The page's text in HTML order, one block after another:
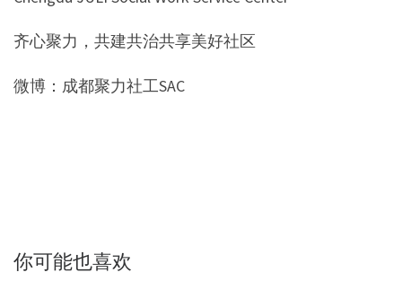
齐心聚力，共建共治共享美好社区
微博：成都聚力社工SAC
你可能也喜欢